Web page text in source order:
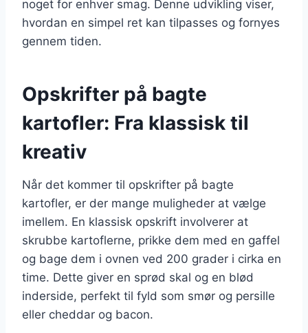
noget for enhver smag. Denne udvikling viser,
hvordan en simpel ret kan tilpasses og fornyes
gennem tiden.
Opskrifter på bagte
kartofler: Fra klassisk til
kreativ
Når det kommer til opskrifter på bagte
kartofler, er der mange muligheder at vælge
imellem. En klassisk opskrift involverer at
skrubbe kartoflerne, prikke dem med en gaffel
og bage dem i ovnen ved 200 grader i cirka en
time. Dette giver en sprød skal og en blød
inderside, perfekt til fyld som smør og persille
eller cheddar og bacon.